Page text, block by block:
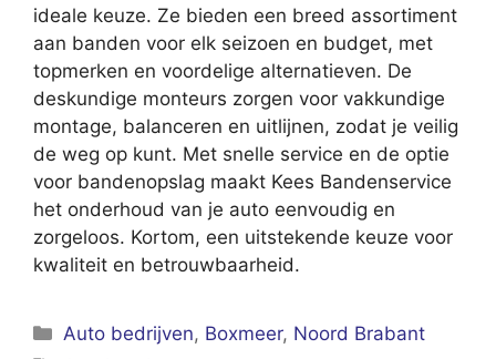
ideale keuze. Ze bieden een breed assortiment
aan banden voor elk seizoen en budget, met
topmerken en voordelige alternatieven. De
deskundige monteurs zorgen voor vakkundige
montage, balanceren en uitlijnen, zodat je veilig
de weg op kunt. Met snelle service en de optie
voor bandenopslag maakt Kees Bandenservice
het onderhoud van je auto eenvoudig en
zorgeloos. Kortom, een uitstekende keuze voor
kwaliteit en betrouwbaarheid.
Categorieën
Auto bedrijven, Boxmeer, Noord Brabant